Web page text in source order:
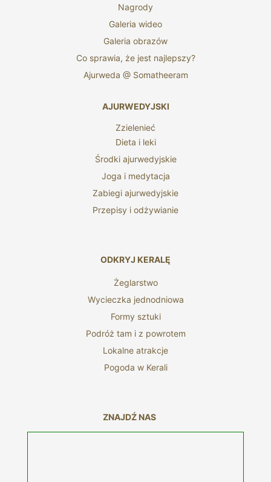
Nagrody
Galeria wideo
Galeria obrazów
Co sprawia, że ​​jest najlepszy?
Ajurweda @ Somatheeram
AJURWEDYJSKI
Zzielenieć
Dieta i leki
Środki ajurwedyjskie
Joga i medytacja
Zabiegi ajurwedyjskie
Przepisy i odżywianie
ODKRYJ KERALĘ
Żeglarstwo
Wycieczka jednodniowa
Formy sztuki
Podróż tam i z powrotem
Lokalne atrakcje
Pogoda w Kerali
ZNAJDŹ NAS